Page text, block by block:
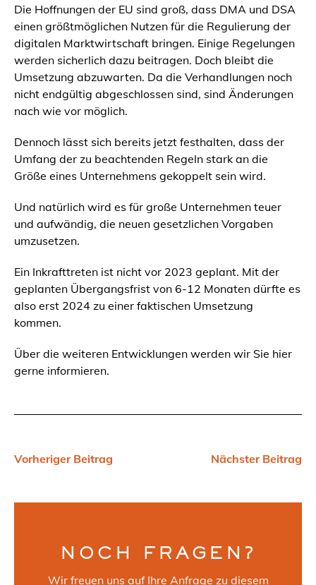
Die Hoffnungen der EU sind groß, dass DMA und DSA
einen größtmöglichen Nutzen für die Regulierung der
digitalen Marktwirtschaft bringen. Einige Regelungen
werden sicherlich dazu beitragen. Doch bleibt die
Umsetzung abzuwarten. Da die Verhandlungen noch
nicht endgültig abgeschlossen sind, sind Änderungen
nach wie vor möglich.
Dennoch lässt sich bereits jetzt festhalten, dass der
Umfang der zu beachtenden Regeln stark an die
Größe eines Unternehmens gekoppelt sein wird.
Und natürlich wird es für große Unternehmen teuer
und aufwändig, die neuen gesetzlichen Vorgaben
umzusetzen.
Ein Inkrafttreten ist nicht vor 2023 geplant. Mit der
geplanten Übergangsfrist von 6-12 Monaten dürfte es
also erst 2024 zu einer faktischen Umsetzung
kommen.
Über die weiteren Entwicklungen werden wir Sie hier
gerne informieren.
Vorheriger Beitrag Nächster Beitrag
NOCH FRAGEN?
Wir freuen uns auf Ihre Anfrage zu diesem